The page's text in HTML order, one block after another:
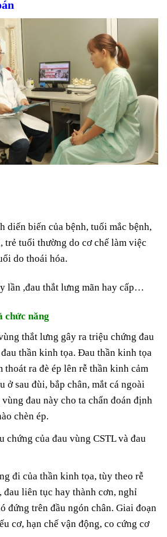
diến biến của bệnh, tuổi mắc bệnh,
trẻ tuổi thường do cơ chế làm việc
do thoái hóa.
lần ,đau thắt lưng mãn hay cấp…
chức năng
thắt lưng gây ra triệu chứng đau
thần kinh tọa. Đau thần kinh tọa
thoát ra đè ép lên rễ thần kinh cảm
ở sau đùi, bắp chân, mắt cá ngoài
đau này cho ta chẩn đoán định
chèn ép.
chứng của đau vùng CSTL và đau
đi của thần kinh tọa, tùy theo rễ
đau liên tục hay thành cơn, nghỉ
đứng trên đầu ngón chân. Giai đoạn
cơ, hạn chế vận động, co cứng cơ